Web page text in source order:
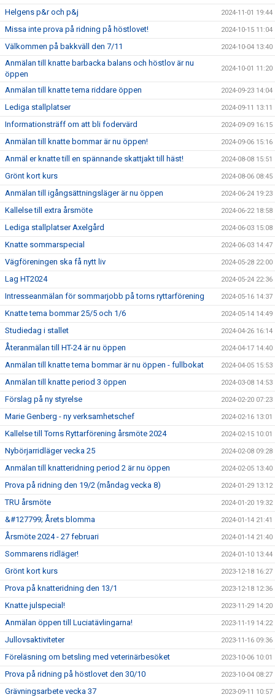
Helgens p&r och p&j 2024-11-01 19:44
Missa inte prova på ridning på höstlovet! 2024-10-15 11:04
Välkommen på bakkväll den 7/11 2024-10-04 13:40
Anmälan till knatte barbacka balans och höstlov är nu
öppen
2024-10-01 11:20
Anmälan till knatte tema riddare öppen 2024-09-23 14:04
Lediga stallplatser 2024-09-11 13:11
Informationsträff om att bli fodervärd 2024-09-09 16:15
Anmälan till knatte bommar är nu öppen! 2024-09-06 15:16
Anmäl er knatte till en spännande skattjakt till häst! 2024-08-08 15:51
Grönt kort kurs 2024-08-06 08:45
Anmälan till igångsättningsläger är nu öppen 2024-06-24 19:23
Kallelse till extra årsmöte 2024-06-22 18:58
Lediga stallplatser Axelgård 2024-06-03 15:08
Knatte sommarspecial 2024-06-03 14:47
Vägföreningen ska få nytt liv 2024-05-28 22:00
Lag HT2024 2024-05-24 22:36
Intresseanmälan för sommarjobb på torns ryttarförening 2024-05-16 14:37
Knatte tema bommar 25/5 och 1/6 2024-05-14 14:49
Studiedag i stallet 2024-04-26 16:14
Återanmälan till HT-24 är nu öppen 2024-04-17 14:40
Anmälan till knatte tema bommar är nu öppen - fullbokat 2024-04-05 15:53
Anmälan till knatte period 3 öppen 2024-03-08 14:53
Förslag på ny styrelse 2024-02-20 07:23
Marie Genberg - ny verksamhetschef 2024-02-16 13:01
Kallelse till Torns Ryttarförening årsmöte 2024 2024-02-15 10:01
Nybörjarridläger vecka 25 2024-02-08 09:28
Anmälan till knatteridning period 2 är nu öppen 2024-02-05 13:40
Prova på ridning den 19/2 (måndag vecka 8) 2024-01-29 13:12
TRU årsmöte 2024-01-20 19:32
&#127799; Årets blomma 2024-01-14 21:41
Årsmöte 2024 - 27 februari 2024-01-14 21:40
Sommarens ridläger! 2024-01-10 13:44
Grönt kort kurs 2023-12-18 16:27
Prova på knatteridning den 13/1 2023-12-18 12:36
Knatte julspecial! 2023-11-29 14:20
Anmälan öppen till Luciatävlingarna! 2023-11-19 14:22
Jullovsaktiviteter 2023-11-16 09:36
Föreläsning om betsling med veterinärbesöket 2023-10-06 10:01
Prova på ridning på höstlovet den 30/10 2023-10-04 08:27
Grävningsarbete vecka 37 2023-09-11 10:57